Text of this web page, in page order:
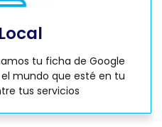
tu ficha de Google
mundo que esté en tu
tus servicios